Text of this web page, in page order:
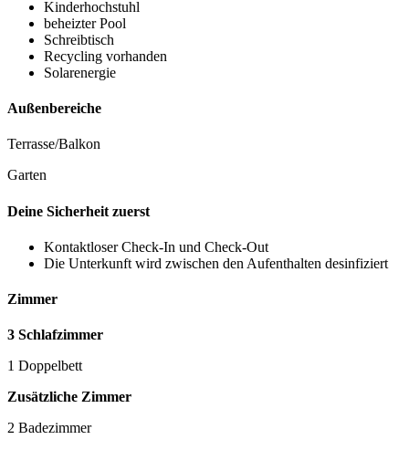
Kinderhochstuhl
beheizter Pool
Schreibtisch
Recycling vorhanden
Solarenergie
Außenbereiche
Terrasse/Balkon
Garten
Deine Sicherheit zuerst
Kontaktloser Check-In und Check-Out
Die Unterkunft wird zwischen den Aufenthalten desinfiziert
Zimmer
3 Schlafzimmer
1 Doppelbett
Zusätzliche Zimmer
2 Badezimmer